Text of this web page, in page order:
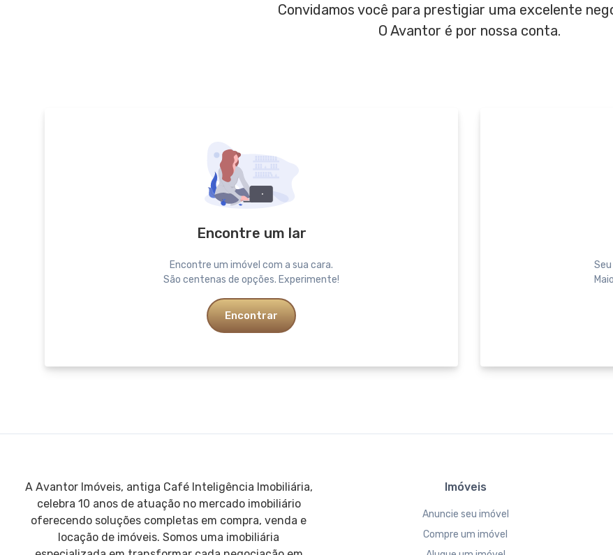
Convidamos você para prestigiar uma excelente
O Avantor é por nossa conta.
Encontre um lar
Encontre um imóvel com a sua cara.
São centenas de opções. Experimente!
Encontrar
A Avantor Imóveis, antiga Café Inteligência Imobiliária,
celebra 10 anos de atuação no mercado imobiliário
oferecendo soluções completas em compra, venda e
locação de imóveis. Somos uma imobiliária
Imóveis
Anuncie seu imóvel
Compre um imóvel